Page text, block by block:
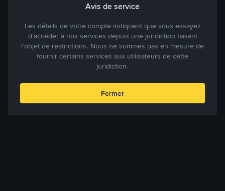
Avis de service
Les détails de votre compte indiquent que vous essayez
d’accéder à nos services depuis une juridiction faisant
l’objet de restrictions. Nous ne sommes pas en mesure de
fournir certains services aux utilisateurs de cette
juridiction.
Fermer